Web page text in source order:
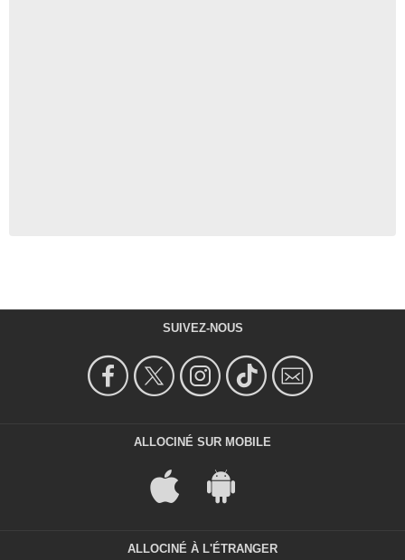
SUIVEZ-NOUS
ALLOCINÉ SUR MOBILE
ALLOCINÉ À L'ÉTRANGER